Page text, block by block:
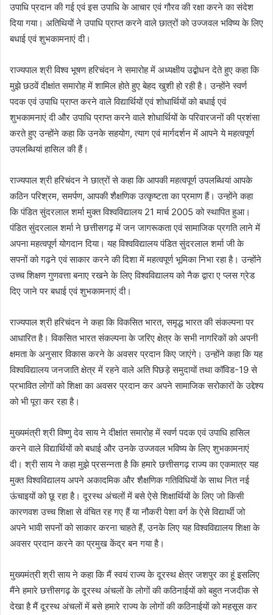
उपाधि प्रदान की गई एवं इस उपाधि के आचार एवं गौरव की रक्षा करने का संदेश
दिया गया। अतिथियों ने उपाधि प्राप्त करने वाले छात्रों को उज्जवल भविष्य के लिए
बधाई एवं शुभकामनाएं दी।
राज्यपाल श्री विश्व भूषण हरिचंदन ने समारोह में अध्यक्षीय उद्बोधन देते हुए कहा कि
मुझे छठवें दीक्षांत समारोह में शामिल होते हुए बेहद खुशी हो रही है। उन्होंने स्वर्ण
पदक एवं उपाधि प्राप्त करने वाले विद्यार्थियों एवं शोधार्थियों को बधाई एवं
शुभकामनाएं दी और उपाधि प्राप्त करने वाले शोधार्थियों के परिवारजनों की प्रशंसा
करते हुए उन्होंने कहा कि उनके सहयोग, त्याग एवं मार्गदर्शन में आपने ये महत्वपूर्ण
उपलब्धियां हासिल की हैं।
राज्यपाल श्री हरिचंदन ने छात्रों से कहा कि आपकी महत्वपूर्ण उपलब्धियां आपके
कठिन परिश्रम, समर्पण, आपकी शैक्षणिक उत्कृष्टता का प्रमाण हैं। उन्होंने कहा
कि पंडित सुंदरलाल शर्मा मुक्त विश्वविद्यालय 21 मार्च 2005 को स्थापित हुआ।
पंडित सुंदरलाल शर्मा ने छत्तीसगढ़ में जन जागरूकता एवं सामाजिक प्रगति लाने में
अपना महत्वपूर्ण योगदान दिया। यह विश्वविद्यालय पंडित सुंदरलाल शर्मा जी के
सपनों को गढ़ने एवं साकार करने की दिशा में महत्वपूर्ण भूमिका निभा रहा है। उन्होंने
उच्च शिक्षण गुणवत्ता बनाए रखने के लिए विश्वविद्यालय को नैक द्वारा ए प्लस ग्रेड
दिए जाने पर बधाई एवं शुभकामनाएं दी।
राज्यपाल श्री हरिचंदन ने कहा कि विकसित भारत, समृद्ध भारत की संकल्पना पर
आधारित है। विकसित भारत संकल्पना के जरिए क्षेत्र के सभी नागरिकों को अपनी
क्षमता के अनुसार विकास करने के अवसर प्रदान किए जाएंगे। उन्होंने कहा कि यह
विश्वविद्यालय जनजाति क्षेत्र में रहने वाले अति पिछड़े समुदायों तथा कॉविड-19 से
प्रभावित लोगों को शिक्षा का अवसर प्रदान कर अपने सामाजिक सरोकारों के उद्देश्य
को भी पूरा कर रहा है।
मुख्यमंत्री श्री विष्णु देव साय ने दीक्षांत समारोह में स्वर्ण पदक एवं उपाधि हासिल
करने वाले विद्यार्थियों को बधाई और उनके उज्जवल भविष्य के लिए शुभकामनाएं
दी। श्री साय ने कहा मुझे प्रसन्नता है कि हमारे छत्तीसगढ़ राज्य का एकमात्र यह
मुक्त विश्वविद्यालय अपने अकादमिक और शैक्षणिक गतिविधियों के साथ नित नई
ऊंचाइयों को छू रहा है। दूरस्थ अंचलों में बसे ऐसे शिक्षार्थियों के लिए जो किसी
कारणवश उच्च शिक्षा से वंचित रह गए हैं या नौकरी पेशा वर्ग के ऐसे विद्यार्थी जो
अपने भावी सपनों को साकार करना चाहते हैं, उनके लिए यह विश्वविद्यालय शिक्षा के
अवसर प्रदान करने का प्रमुख केंद्र बन गया है।
मुख्यमंत्री श्री साय ने कहा कि मैं स्वयं राज्य के दूरस्थ क्षेत्र जशपुर का हूं इसलिए
मैंने हमारे छत्तीसगढ़ के दूरस्थ अंचलों के लोगों की कठिनाईयों को बहुत नजदीक से
देखा है मैं दूरस्थ अंचलों में बसे हमारे राज्य के लोगों की कठिनाईयों को महसूस कर